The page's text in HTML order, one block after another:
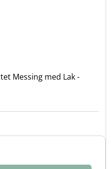
Messing med Lak -